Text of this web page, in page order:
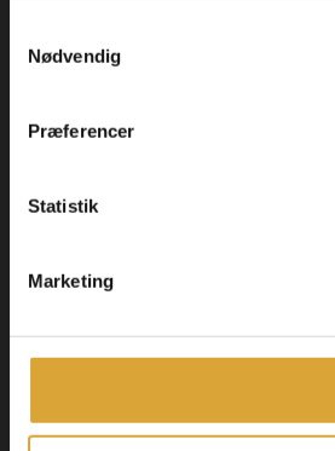
Nødvendig
Præferencer
Statistik
Marketing